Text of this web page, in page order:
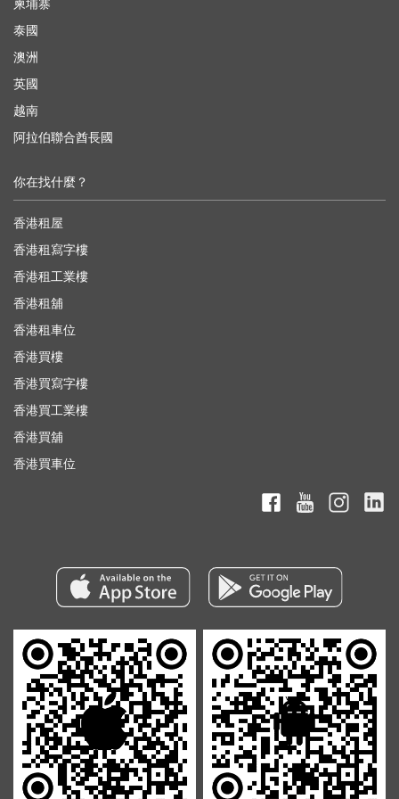
柬埔寨
泰國
澳洲
英國
越南
阿拉伯聯合酋長國
你在找什麼？
香港租屋
香港租寫字樓
香港租工業樓
香港租舖
香港租車位
香港買樓
香港買寫字樓
香港買工業樓
香港買舖
香港買車位